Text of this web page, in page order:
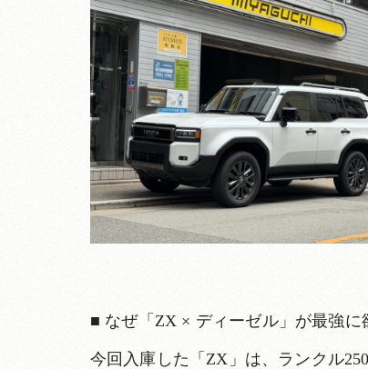
■ なぜ「ZX × ディーゼル」が最強に
今回入庫した「ZX」は、ランクル